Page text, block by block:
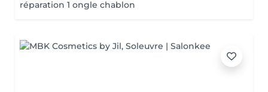
réparation 1 ongle chablon